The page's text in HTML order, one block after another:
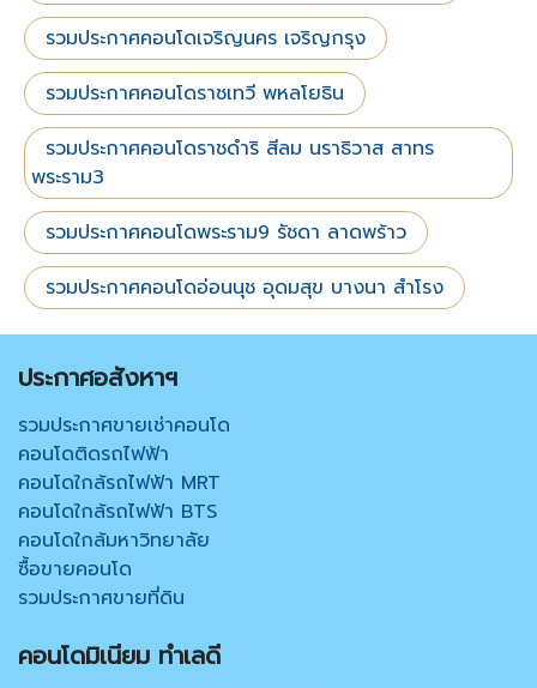
รวมประกาศคอนโดเจริญนคร เจริญกรุง
รวมประกาศคอนโดราชเทวี พหลโยธิน
รวมประกาศคอนโดราชดำริ สีลม นราธิวาส สาทร
พระราม3
รวมประกาศคอนโดพระราม9 รัชดา ลาดพร้าว
รวมประกาศคอนโดอ่อนนุช อุดมสุข บางนา สำโรง
ประกาศอสังหาฯ
รวมประกาศขายเช่าคอนโด
คอนโดติดรถไฟฟ้า
คอนโดใกล้รถไฟฟ้า MRT
คอนโดใกล้รถไฟฟ้า BTS
คอนโดใกล้มหาวิทยาลัย
ซื้อขายคอนโด
รวมประกาศขายที่ดิน
คอนโดมิเนียม ทำเลดี